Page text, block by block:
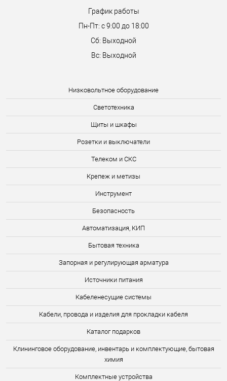
Низковольтное оборудование
Светотехника
Щиты и шкафы
Розетки и выключатели
Телеком и СКС
Крепеж и метизы
Инструмент
Безопасность
Автоматизация, КИП
Бытовая техника
Запорная и регулирующая арматура
Источники питания
Кабеленесущие системы
Кабели, провода и изделия для прокладки кабеля
Каталог подарков
Клининговое оборудование, инвентарь и комплектующие, бытовая
химия
Комплектные устройства
График работы
Пн-Пт: с 9:00 до 18:00
Сб: Выходной
Вс: Выходной